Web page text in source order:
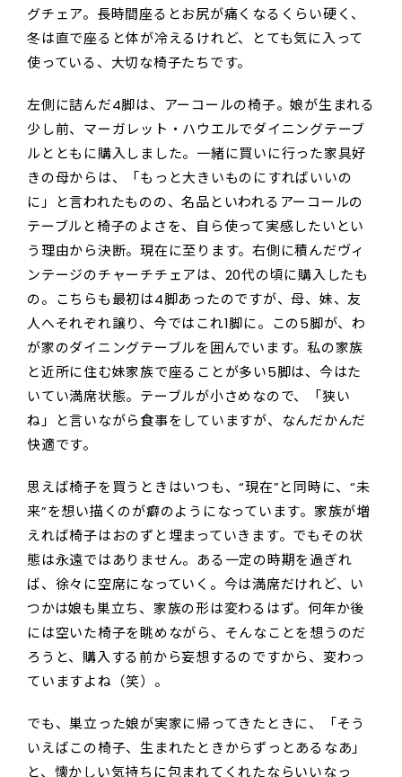
グチェア。長時間座るとお尻が痛くなるくらい硬く、
冬は直で座ると体が冷えるけれど、とても気に入って
使っている、大切な椅子たちです。
左側に詰んだ4脚は、アーコールの椅子。娘が生まれる
少し前、マーガレット・ハウエルでダイニングテーブ
ルとともに購入しました。一緒に買いに行った家具好
きの母からは、「もっと大きいものにすればいいの
に」と言われたものの、名品といわれるアーコールの
テーブルと椅子のよさを、自ら使って実感したいとい
う理由から決断。現在に至ります。右側に積んだヴィ
ンテージのチャーチチェアは、20代の頃に購入したも
の。こちらも最初は4脚あったのですが、母、妹、友
人へそれぞれ譲り、今ではこれ1脚に。この5脚が、わ
が家のダイニングテーブルを囲んでいます。私の家族
と近所に住む妹家族で座ることが多い5脚は、今はた
いてい満席状態。テーブルが小さめなので、「狭い
ね」と言いながら食事をしていますが、なんだかんだ
快適です。
思えば椅子を買うときはいつも、“現在”と同時に、“未
来”を想い描くのが癖のようになっています。家族が増
えれば椅子はおのずと埋まっていきます。でもその状
態は永遠ではありません。ある一定の時期を過ぎれ
ば、徐々に空席になっていく。今は満席だけれど、い
つかは娘も巣立ち、家族の形は変わるはず。何年か後
には空いた椅子を眺めながら、そんなことを想うのだ
ろうと、購入する前から妄想するのですから、変わっ
ていますよね（笑）。
でも、巣立った娘が実家に帰ってきたときに、「そう
いえばこの椅子、生まれたときからずっとあるなあ」
と、懐かしい気持ちに包まれてくれたならいいなっ